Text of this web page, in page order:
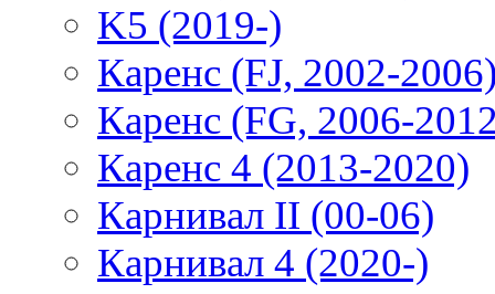
K5 (2019-)
Каренс (FJ, 2002-
Каренс (FG, 2006-
Каренс 4 (2013-2020)
Карнивал II (00-06)
Карнивал 4 (2020-)